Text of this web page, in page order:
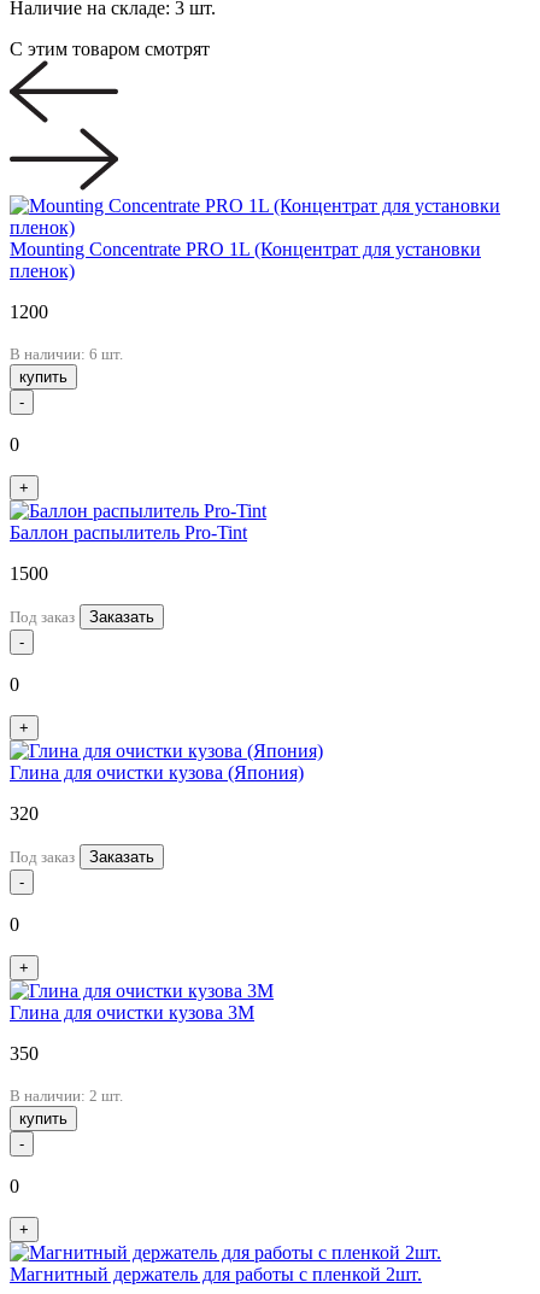
Наличие на складе: 3 шт.
С этим товаром смотрят
Mounting Concentrate PRO 1L (Концентрат для установки
пленок)
1200
В наличии: 6 шт.
купить
-
0
+
Баллон распылитель Pro-Tint
1500
Под заказ
Заказать
-
0
+
Глина для очистки кузова (Япония)
320
Под заказ
Заказать
-
0
+
Глина для очистки кузова 3М
350
В наличии: 2 шт.
купить
-
0
+
Магнитный держатель для работы с пленкой 2шт.